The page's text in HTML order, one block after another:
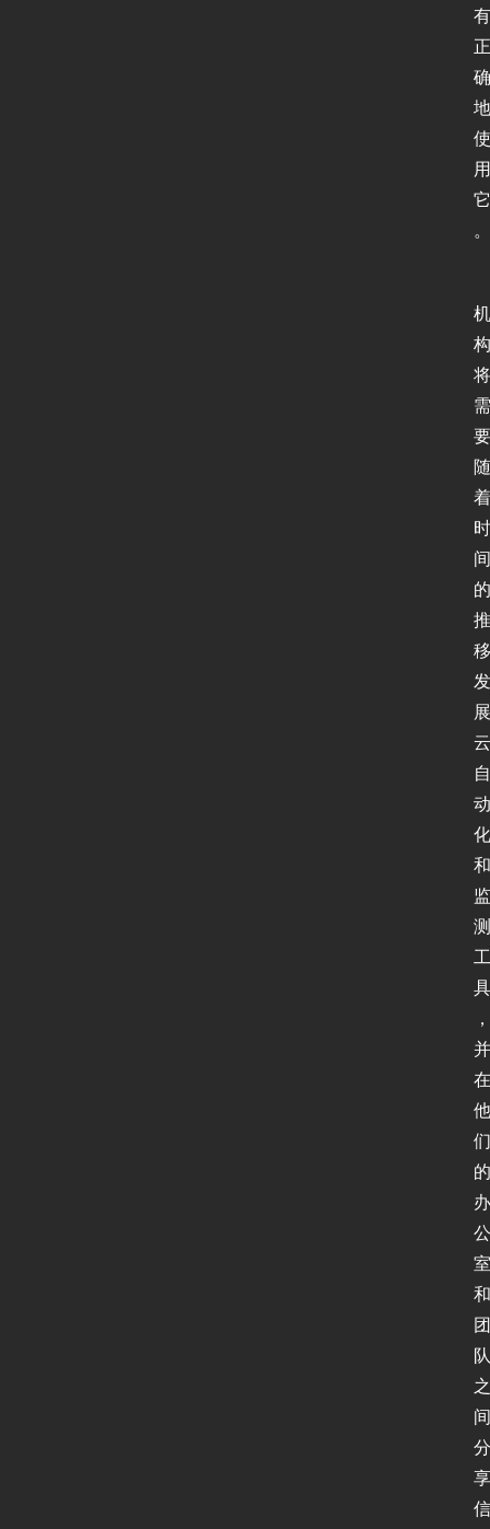
有
正
确
地
使
用
它
。
机
构
将
需
要
随
着
时
间
的
推
移
发
展
云
自
动
化
和
监
测
工
具
，
并
在
他
们
的
办
公
室
和
团
队
之
间
分
享
信